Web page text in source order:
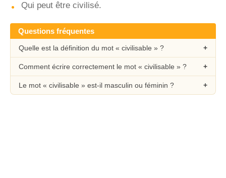
Qui peut être civilisé.
Questions fréquentes
Quelle est la définition du mot « civilisable » ?
Comment écrire correctement le mot « civilisable » ?
Le mot « civilisable » est-il masculin ou féminin ?